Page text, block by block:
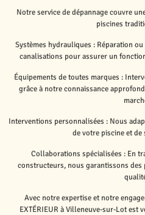
Notre service de dépannage couvre
piscines
Systèmes hydrauliques : Réparation
canalisations pour assurer un
Équipements de toutes marques :
grâce à notre connaissance
Interventions personnalisées : Nous
de votre piscine et de
Collaborations spécialisées : En
constructeurs, nous garantissons des
Avec notre expertise et notre
EXTÉRIEUR à Villeneuve-sur-Lot est